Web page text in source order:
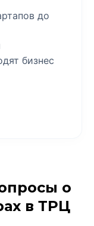
до
бизнес
о
в ТРЦ